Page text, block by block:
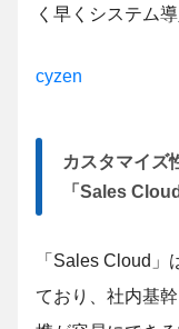
く早くシステム
cyzen
カスタマイズ
「Sales
「Sales Cloud
ており、社内基